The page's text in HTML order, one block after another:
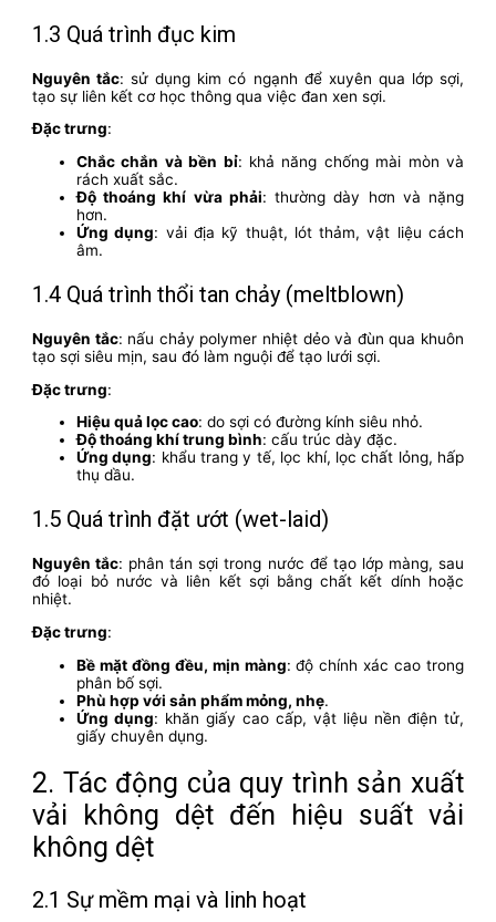
1.3 Quá trình đục kim
Nguyên tắc: sử dụng kim có ngạnh để xuyên qua lớp sợi,
tạo sự liên kết cơ học thông qua việc đan xen sợi.
Đặc trưng:
Chắc chắn và bền bỉ: khả năng chống mài mòn và
rách xuất sắc.
Độ thoáng khí vừa phải: thường dày hơn và nặng
hơn.
Ứng dụng: vải địa kỹ thuật, lót thảm, vật liệu cách
âm.
1.4 Quá trình thổi tan chảy (meltblown)
Nguyên tắc: nấu chảy polymer nhiệt dẻo và đùn qua khuôn
tạo sợi siêu mịn, sau đó làm nguội để tạo lưới sợi.
Đặc trưng:
Hiệu quả lọc cao: do sợi có đường kính siêu nhỏ.
Độ thoáng khí trung bình: cấu trúc dày đặc.
Ứng dụng: khẩu trang y tế, lọc khí, lọc chất lỏng, hấp
thụ dầu.
1.5 Quá trình đặt ướt (wet-laid)
Nguyên tắc: phân tán sợi trong nước để tạo lớp màng, sau
đó loại bỏ nước và liên kết sợi bằng chất kết dính hoặc
nhiệt.
Đặc trưng:
Bề mặt đồng đều, mịn màng: độ chính xác cao trong
phân bố sợi.
Phù hợp với sản phẩm mỏng, nhẹ.
Ứng dụng: khăn giấy cao cấp, vật liệu nền điện tử,
giấy chuyên dụng.
2. Tác động của quy trình sản xuất
vải không dệt đến hiệu suất vải
không dệt
2.1 Sự mềm mại và linh hoạt